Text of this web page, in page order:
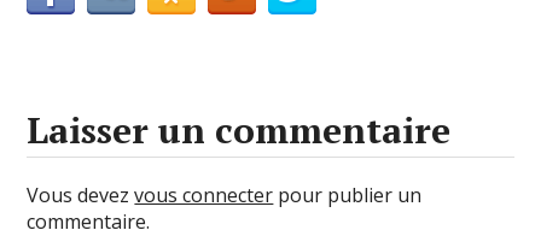
Laisser un commentaire
Vous devezvous connecter pour publier un
commentaire.